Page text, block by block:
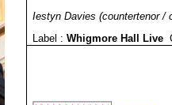
Iestyn Davies (countertenor /
Label : Whigmore Hall Live